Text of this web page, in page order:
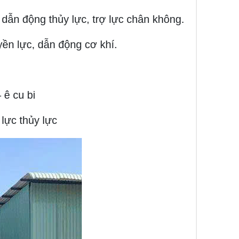
động thủy lực, trợ lực chân không.
lực, dẫn động cơ khí.
ê cu bi
thủy lực